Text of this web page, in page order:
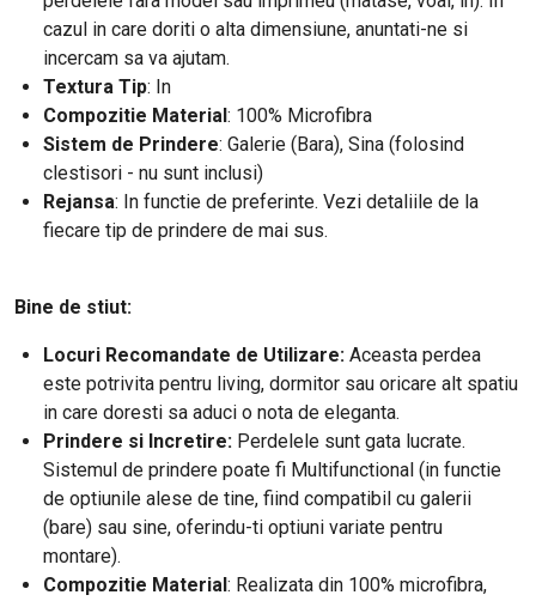
cazul in care doriti o alta dimensiune, anuntati-ne si
incercam sa va ajutam.
Textura Tip: In
Compozitie Material: 100% Microfibra
Sistem de Prindere: Galerie (Bara), Sina (folosind
clestisori - nu sunt inclusi)
Rejansa: In functie de preferinte. Vezi detaliile de la
fiecare tip de prindere de mai sus.
Bine de stiut:
Locuri Recomandate de Utilizare: Aceasta perdea
este potrivita pentru living, dormitor sau oricare alt spatiu
in care doresti sa aduci o nota de eleganta.
Prindere si Incretire: Perdelele sunt gata lucrate.
Sistemul de prindere poate fi Multifunctional (in functie
de optiunile alese de tine, fiind compatibil cu galerii
(bare) sau sine, oferindu-ti optiuni variate pentru
montare).
Compozitie Material: Realizata din 100% microfibra,